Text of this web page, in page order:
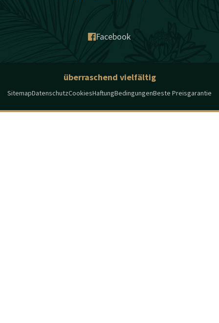
Facebook
überraschend vielfältig
SitemapDatenschutzCookiesHaftungBedingungenBeste Preisgarantie